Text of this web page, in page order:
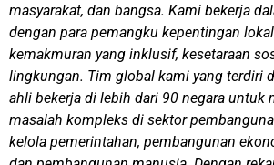
masyarakat, dan bangsa. Kami bekerja
dengan para pemangku kepentingan
kemakmuran yang inklusif, kesetaraan
lingkungan. Tim global kami yang terdiri
ahli bekerja di lebih dari 90 negara untuk
masalah kompleks di sektor
kelola pemerintahan, pembangunan